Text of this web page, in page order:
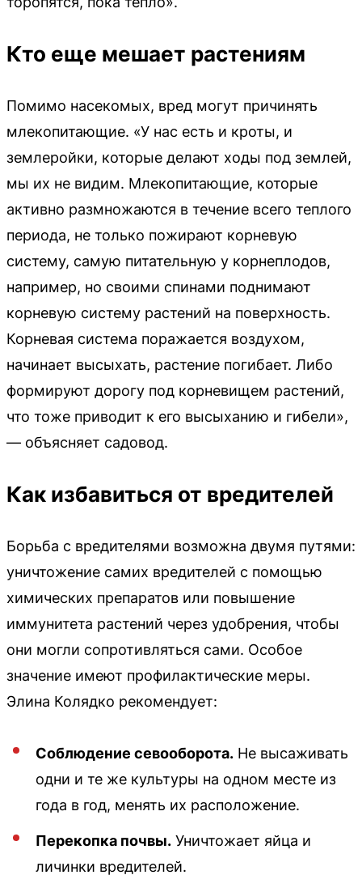
Кто еще мешает растениям
Помимо насекомых, вред могут причинять
млекопитающие. «У нас есть и кроты, и
землеройки, которые делают ходы под землей,
мы их не видим. Млекопитающие, которые
активно размножаются в течение всего теплого
периода, не только пожирают корневую
систему, самую питательную у корнеплодов,
например, но своими спинами поднимают
корневую систему растений на поверхность.
Корневая система поражается воздухом,
начинает высыхать, растение погибает. Либо
формируют дорогу под корневищем растений,
что тоже приводит к его высыханию и гибели»,
— объясняет садовод.
Как избавиться от вредителей
Борьба с вредителями возможна двумя путями:
уничтожение самих вредителей с помощью
химических препаратов или повышение
иммунитета растений через удобрения, чтобы
они могли сопротивляться сами. Особое
значение имеют профилактические меры.
Элина Колядко рекомендует:
Соблюдение севооборота. Не высаживать
одни и те же культуры на одном месте из
года в год, менять их расположение.
Перекопка почвы. Уничтожает яйца и
личинки вредителей.